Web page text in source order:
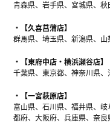
青森県、岩手県、宮城県、
【久喜菖蒲店】
群馬県、埼玉県、新潟県、
【東府中店・横浜瀬谷店】
千葉県、東京都、神奈川県、
【一宮萩原店】
富山県、石川県、福井県、
都府、大阪府、兵庫県、奈